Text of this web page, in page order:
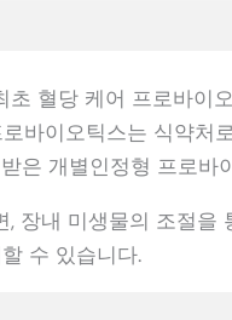
혈당 케어 프로바이
바이오틱스는 식약처
은 개별인정형 프로바
장내 미생물의 조절을
수 있습니다.